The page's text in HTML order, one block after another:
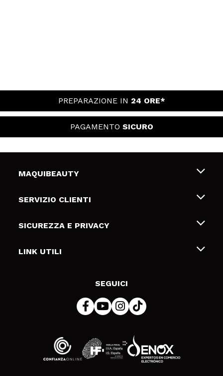
PREPARAZIONE IN 24 ORE*
PAGAMENTO SICURO
MAQUIBEAUTY
Chi siamo
Gift Cards
SERVIZIO CLIENTI
Spedizioni & Resi
Metodi di pagamamento
SICUREZZA E PRIVACY
Termini e condizioni
LINK UTILI
SEGUICI